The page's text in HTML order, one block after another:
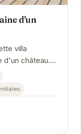
d'un
villa
d'un château.